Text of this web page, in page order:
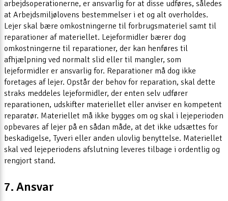
arbejdsoperationerne, er ansvarlig for at disse udføres, således
at Arbejdsmiljølovens bestemmelser i et og alt overholdes.
Lejer skal bære omkostningerne til forbrugsmateriel samt til
reparationer af materiellet. Lejeformidler bærer dog
omkostningerne til reparationer, der kan henføres til
afhjælpning ved normalt slid eller til mangler, som
lejeformidler er ansvarlig for. Reparationer må dog ikke
foretages af lejer. Opstår der behov for reparation, skal dette
straks meddeles lejeformidler, der enten selv udfører
reparationen, udskifter materiellet eller anviser en kompetent
reparatør. Materiellet må ikke bygges om og skal i lejeperioden
opbevares af lejer på en sådan måde, at det ikke udsættes for
beskadigelse, Tyveri eller anden ulovlig benyttelse. Materiellet
skal ved lejeperiodens afslutning leveres tilbage i ordentlig og
rengjort stand.
7. Ansvar